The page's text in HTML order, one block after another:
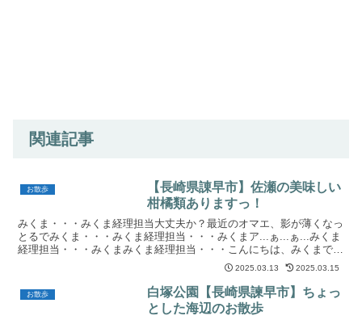
関連記事
お散歩
【長崎県諌早市】佐瀬の美味しい
柑橘類ありますっ！
みくま・・・みくま経理担当大丈夫か？最近のオマエ、影が薄くなっ
とるでみくま・・・みくま経理担当・・・みくまア...ぁ...ぁ...みくま
経理担当・・・みくまみくま経理担当・・・こんにちは、みくまでっ
す！私事ですが、最近なんか更に時間がなくて...2025.03.13 2025.03.15
お散歩
白塚公園【長崎県諫早市】ちょっ
とした海辺のお散歩